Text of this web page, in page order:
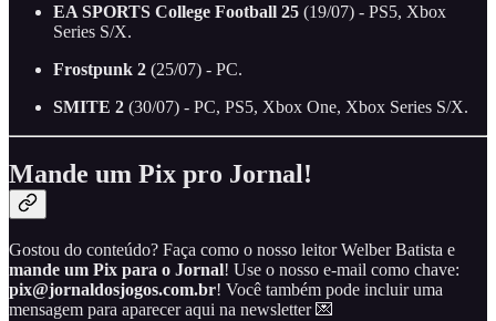
EA SPORTS College Football 25 (19/07) - PS5, Xbox
Series S/X.
Frostpunk 2 (25/07) - PC.
SMITE 2 (30/07) - PC, PS5, Xbox One, Xbox Series S/X.
Mande um Pix pro Jornal!
Gostou do conteúdo? Faça como o nosso leitor Welber Batista e
mande um Pix para o Jornal! Use o nosso e-mail como chave:
pix@jornaldosjogos.com.br! Você também pode incluir uma
mensagem para aparecer aqui na newsletter 💌